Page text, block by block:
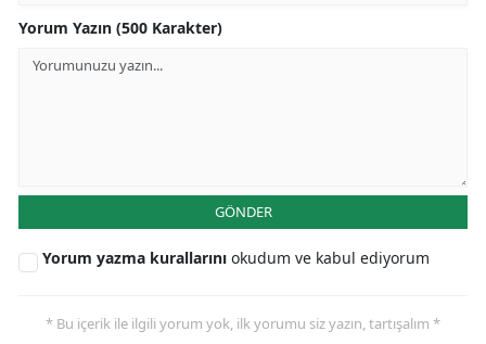
Yorum Yazın (500 Karakter)
GÖNDER
Yorum yazma kurallarını okudum ve kabul ediyorum
* Bu içerik ile ilgili yorum yok, ilk yorumu siz yazın, tartışalım *